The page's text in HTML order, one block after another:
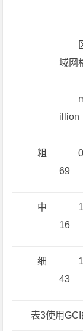
域网
illion
粗
69
中
16
细
43
表3使用